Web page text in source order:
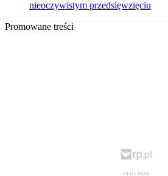
nieoczywistym przedsięwzięciu
Promowane treści